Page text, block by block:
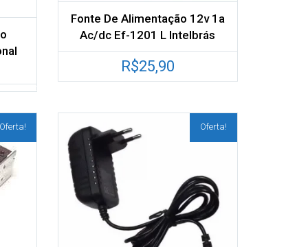
Fonte De Alimentação 12v 1a
Ac/dc Ef-1201 L Intelbrás
R$25,90
Oferta! Oferta!